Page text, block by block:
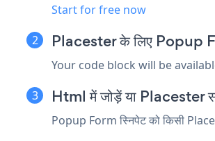
Start for free now
Placester के लिए Popup
Your code block will be
Html में जोड़ें या Placester
Popup Form स्निपेट को किसी